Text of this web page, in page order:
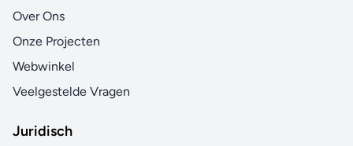
Over Ons
Onze Projecten
Webwinkel
Veelgestelde Vragen
Juridisch